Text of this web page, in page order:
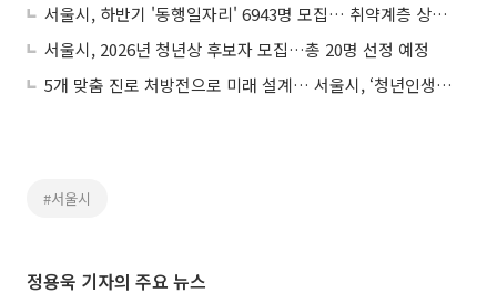
서울시, 하반기 '동행일자리' 6943명 모집… 취약계층 상생 돕는다
서울시, 2026년 청년상 후보자 모집…총 20명 선정 예정
5개 맞춤 진로 처방전으로 미래 설계… 서울시, ‘청년인생설계학교’ 모집
#서울시
정용욱 기자의 주요 뉴스